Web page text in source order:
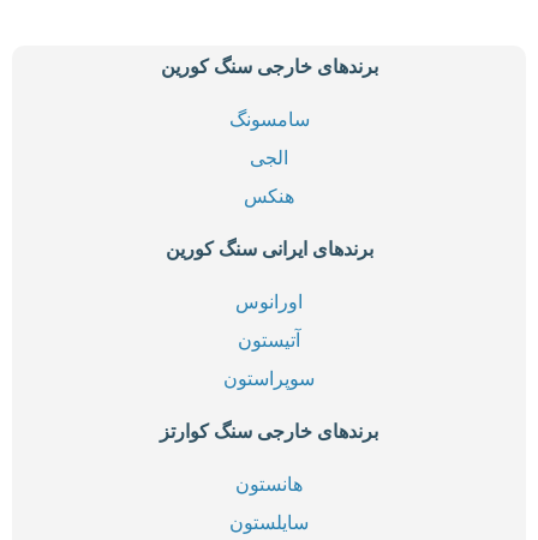
برندهای خارجی سنگ کورین
سامسونگ
الجی
هنکس
برندهای ایرانی سنگ کورین
اورانوس
آتیستون
سوپراستون
برندهای خارجی سنگ کوارتز
هانستون
سایلستون